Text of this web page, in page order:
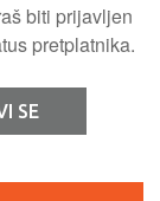
biti prijavljen
pretplatnika.
SE